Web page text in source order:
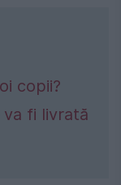
copii?
fi livrată